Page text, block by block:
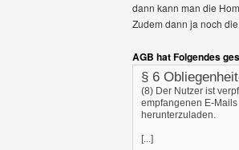
dann kann man die
Zudem dann ja noch
AGB hat Folgendes
§ 6
(8) Der Nutzer ist
empfangenen E-
herunterzuladen.
[...]